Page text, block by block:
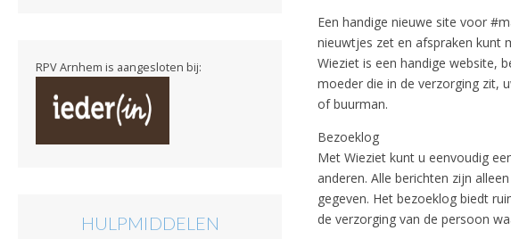
Een handige nieuwe site voor
nieuwtjes zet en afspraken kunt
Wieziet is een handige website,
moeder die in de verzorging zit,
of buurman.
Bezoeklog
Met Wieziet kunt u eenvoudig
anderen. Alle berichten zijn
gegeven. Het bezoeklog biedt
de verzorging van de persoon
RPV Arnhem is aangesloten bij:
HULPMIDDELEN